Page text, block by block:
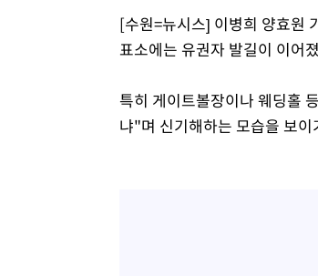
[수원=뉴시스] 이병희 양효원
표소에는 유권자 발길이 이어
특히 게이트볼장이나 웨딩홀
냐"며 신기해하는 모습을 보이